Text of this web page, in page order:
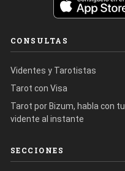
CONSULTAS
Videntes y Tarotistas
Tarot con Visa
Tarot por Bizum, habla con tu
vidente al instante
SECCIONES